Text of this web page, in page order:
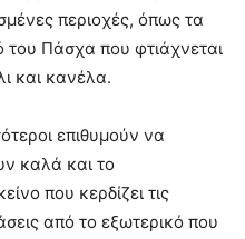
περιοχές, όπως τα
του Πάσχα που φτιάχνεται
και κανέλα.
επιθυμούν να
καλά και το
που κερδίζει τις
από το εξωτερικό που